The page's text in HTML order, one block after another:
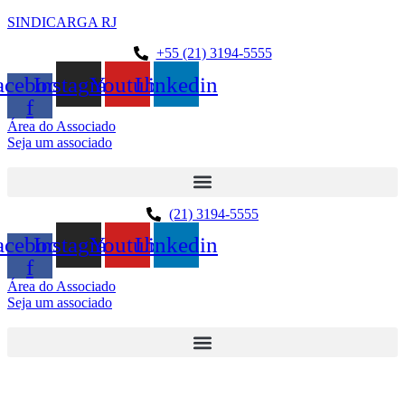
SINDICARGA RJ
+55 (21) 3194-5555
f
InstagramYoutubeLinkedin
Área do Associado
Seja um associado
(21) 3194-5555
f
InstagramYoutubeLinkedin
Área do Associado
Seja um associado